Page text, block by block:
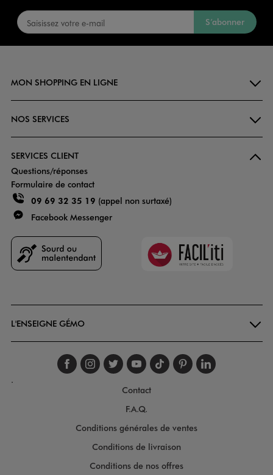
S’abonner
MON SHOPPING EN LIGNE
NOS SERVICES
SERVICES CLIENT
Questions/réponses
Formulaire de contact
09 69 32 35 19 (appel non surtaxé)
Facebook Messenger
Faciliti
L'ENSEIGNE GÉMO
Suivez-nous sur
Suivez-nous sur
Suivez-nous sur
Suivez-nous
Suivez-nous
Suivez-
.
Contact
F.A.Q.
Conditions générales de ventes
Conditions de livraison
Conditions de nos offres